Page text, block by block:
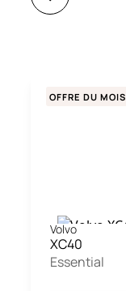
Volvo
XC40
Essential
OFFRE DU MOIS